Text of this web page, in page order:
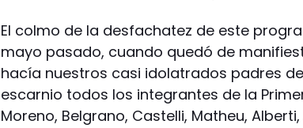
El colmo de la desfachatez de este
mayo pasado, cuando quedó de
hacía nuestros casi idolatrados padres
escarnio todos los integrantes de la
Moreno, Belgrano, Castelli, Matheu,